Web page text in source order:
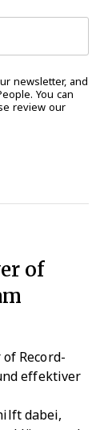
newsletter, and
You can
review our
of
Record-
effektiver
dabei,